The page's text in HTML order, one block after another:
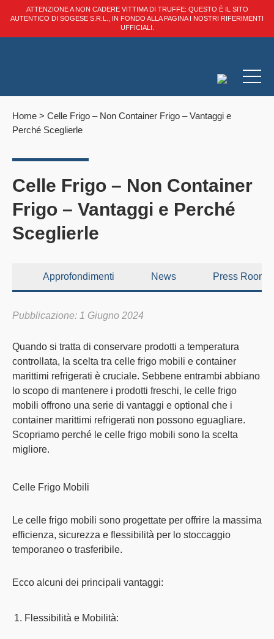
ATTENZIONE A NON CADERE VITTIMA DI TRUFFE: QUESTO È IL SITO
AUTENTICO DI SOGESE S.R.L., IN FONDO ALLA PAGINA I NOSTRI RIFERIMENTI
UFFICIALI.
Home > Celle Frigo – Non Container Frigo – Vantaggi e
Perché Sceglierle
Celle Frigo – Non Container
Frigo – Vantaggi e Perché
Sceglierle
Approfondimenti News Press Room
Pubblicazione: 1 Giugno 2024
Quando si tratta di conservare prodotti a temperatura
controllata, la scelta tra celle frigo mobili e container
marittimi refrigerati è cruciale. Sebbene entrambi abbiano
lo scopo di mantenere i prodotti freschi, le celle frigo
mobili offrono una serie di vantaggi e optional che i
container marittimi refrigerati non possono eguagliare.
Scopriamo perché le celle frigo mobili sono la scelta
migliore.
Celle Frigo Mobili
Le celle frigo mobili sono progettate per offrire la massima
efficienza, sicurezza e flessibilità per lo stoccaggio
temporaneo o trasferibile.
Ecco alcuni dei principali vantaggi:
Flessibilità e Mobilità: